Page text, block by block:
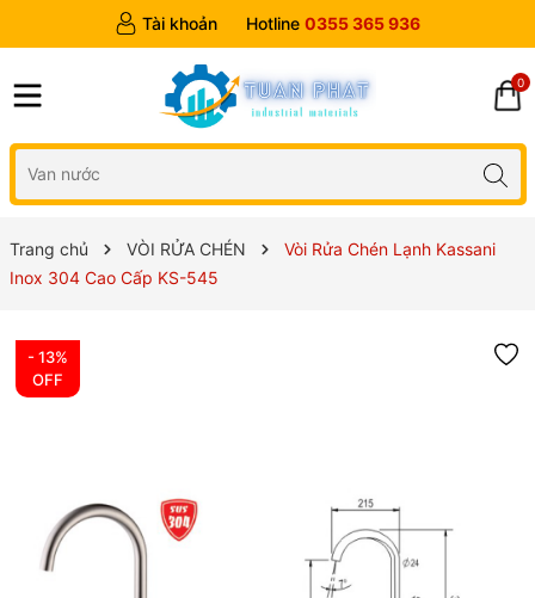
Tài khoản Hotline 0355 365 936
0
Trang chủ VÒI RỬA CHÉN
Vòi Rửa Chén Lạnh Kassani
Inox 304 Cao Cấp KS-545
- 13%
OFF